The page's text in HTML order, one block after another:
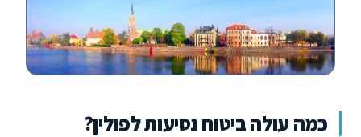
כמה עולה ביטוח נסיעות לפולין?